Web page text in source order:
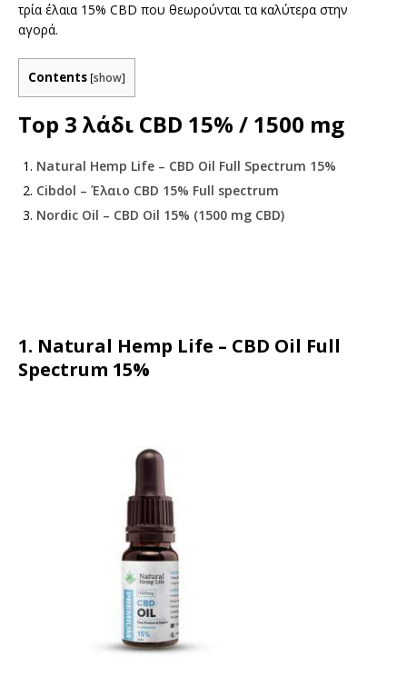
τρία έλαια 15% CBD που θεωρούνται τα καλύτερα στην
αγορά.
Contents [show]
Top 3 λάδι CBD 15% / 1500 mg
Natural Hemp Life – CBD Oil Full Spectrum 15%
Cibdol – Έλαιο CBD 15% Full spectrum
Nordic Oil – CBD Oil 15% (1500 mg CBD)
1. Natural Hemp Life – CBD Oil Full
Spectrum 15%